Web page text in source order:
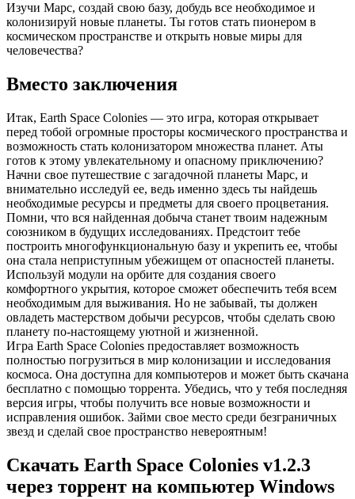
Изучи Марс, создай свою базу, добудь все необходимое и
колонизируй новые планеты. Ты готов стать пионером в
космическом пространстве и открыть новые миры для
человечества?
Вместо заключения
Итак, Earth Space Colonies — это игра, которая открывает
перед тобой огромные просторы космического пространства и
возможность стать колонизатором множества планет. Аты
готов к этому увлекательному и опасному приключению?
Начни свое путешествие с загадочной планеты Марс, и
внимательно исследуй ее, ведь именно здесь ты найдешь
необходимые ресурсы и предметы для своего процветания.
Помни, что вся найденная добыча станет твоим надежным
союзником в будущих исследованиях. Предстоит тебе
построить многофункциональную базу и укрепить ее, чтобы
она стала неприступным убежищем от опасностей планеты.
Используй модули на орбите для создания своего
комфортного укрытия, которое сможет обеспечить тебя всем
необходимым для выживания. Но не забывай, ты должен
овладеть мастерством добычи ресурсов, чтобы сделать свою
планету по-настоящему уютной и жизненной.
Игра Earth Space Colonies предоставляет возможность
полностью погрузиться в мир колонизации и исследования
космоса. Она доступна для компьютеров и может быть скачана
бесплатно с помощью торрента. Убедись, что у тебя последняя
версия игры, чтобы получить все новые возможности и
исправления ошибок. Займи свое место среди безграничных
звезд и сделай свое пространство невероятным!
Скачать Earth Space Colonies v1.2.3
через торрент на компьютер Windows